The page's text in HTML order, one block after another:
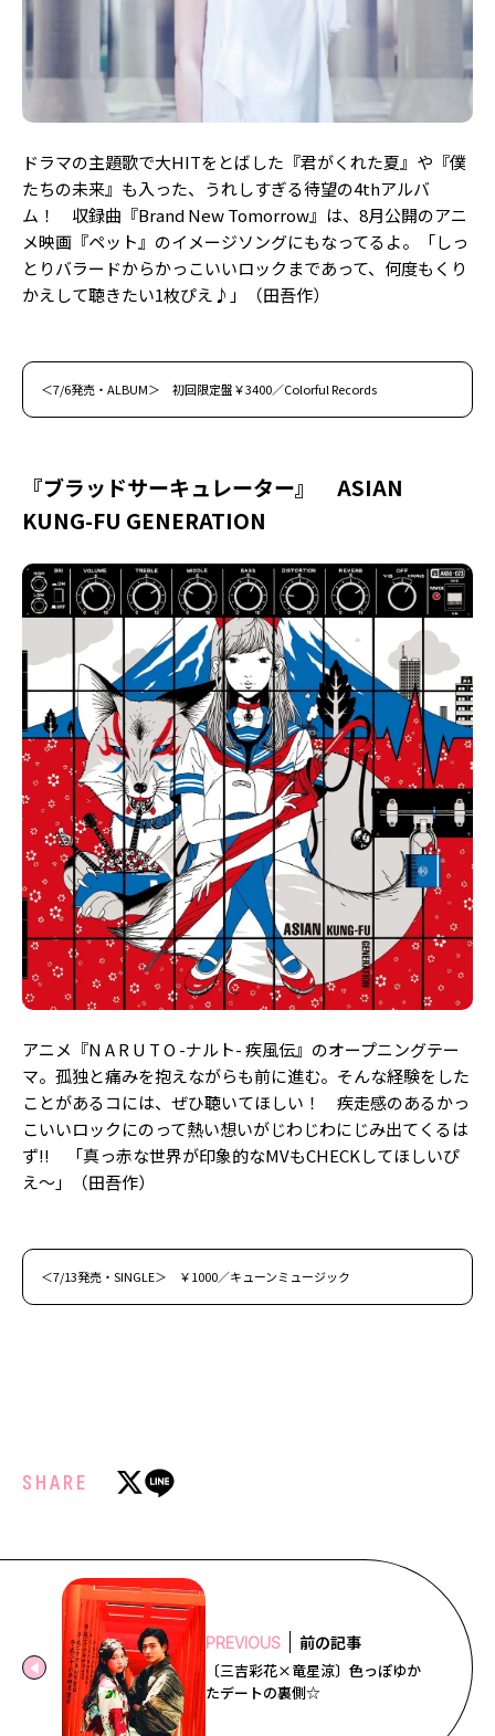
ドラマの主題歌で大HITをとばした『君がくれた夏』や『僕
たちの未来』も入った、うれしすぎる待望の4thアルバ
ム！ 収録曲『Brand New Tomorrow』は、8月公開のアニ
メ映画『ペット』のイメージソングにもなってるよ。「しっ
とりバラードからかっこいいロックまであって、何度もくり
かえして聴きたい1枚ぴえ♪」（田吾作）
＜7/6発売・ALBUM＞ 初回限定盤￥3400／Colorful Records
『ブラッドサーキュレーター』 ASIAN
KUNG-FU GENERATION
アニメ『N A R U T O -ナルト- 疾風伝』のオープニングテー
マ。孤独と痛みを抱えながらも前に進む。そんな経験をした
ことがあるコには、ぜひ聴いてほしい！ 疾走感のあるかっ
こいいロックにのって熱い想いがじわじわにじみ出てくるは
ず!! 「真っ赤な世界が印象的なMVもCHECKしてほしいぴ
え～」（田吾作）
＜7/13発売・SINGLE＞ ￥1000／キューンミュージック
SHARE
PREVIOUS 前の記事
〔三吉彩花×竜星涼〕色っぽゆか
たデートの裏側☆